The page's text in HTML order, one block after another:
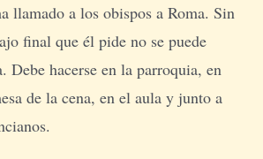
llamado a los obispos a Roma. Sin
final que él pide no se puede
Debe hacerse en la parroquia, en
de la cena, en el aula y junto a